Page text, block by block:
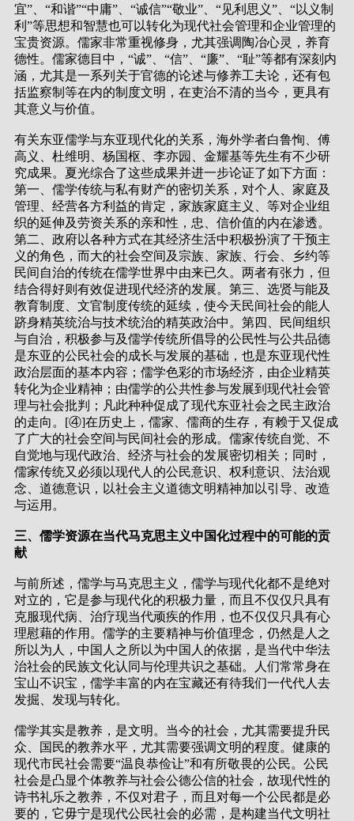
宜”、“和谐”“中庸”、“诚信”“敬业”、“见利思义”、“以义制
利”等思想和智慧也可以转化为现代社会管理和企业管理的
宝贵资源。儒家非常重视修身，尤其强调陶冶心灵，养育
德性。儒家德目中，“诚”、“信”、“廉”、“耻”等都有深刻内
涵，尤其是一系列关于官德的论述与修养工夫论，还有包
括监察制等在内的制度文明，在吏治不清的当今，更具有
其意义与价值。
有关东亚儒学与东亚现代化的关系，海外学者白鲁恂、傅
高义、杜维明、杨国枢、李亦园、金耀基等先生有不少研
究成果。夏光综合了这些成果并进一步论证了如下方面：
第一、儒学传统与私有财产的密切关系，对个人、家庭及
管理、经营各方利益的肯定，家族家庭主义、等对企业组
织的延伸及劳资关系的亲和性，忠、信价值的内在渗透。
第二、政府以各种方式在其经济生活中积极扮演了干预主
义的角色，而大的社会空间及宗族、家族、行会、乡约等
民间自治的传统在儒学世界中由来已久。两者有张力，但
结合得好则有效促进现代经济的发展。第三、选贤与能及
教育制度、文官制度传统的延续，使今天民间社会的能人
跻身精英统治与技术统治的精英政治中。第四、民间组织
与自治，积极参与及儒学传统所倡导的公民性与公共品德
是东亚的公民社会的成长与发展的基础，也是东亚现代性
政治层面的基本内容；儒学色彩的市场经济，由企业精英
转化为企业精神；由儒学的公共性参与发展到现代社会管
理与社会批判；凡此种种促成了现代东亚社会之民主政治
的走向。[④]在历史上，儒家、儒商的生存，有赖于又促成
了广大的社会空间与民间社会的形成。儒家传统自觉、不
自觉地与现代政治、经济与社会的发展密切相关；同时，
儒家传统又必须以现代人的公民意识、权利意识、法治观
念、道德意识，以社会主义道德文明精神加以引导、改造
与运用。
三、儒学资源在当代马克思主义中国化过程中的可能的贡
献
与前所述，儒学与马克思主义，儒学与现代化都不是绝对
对立的，它是参与现代化的积极力量，而且不仅仅只具有
克服现代病、治疗现当代顽疾的作用，也不仅仅只具有心
理慰藉的作用。儒学的主要精神与价值理念，仍然是人之
所以为人，中国人之所以为中国人的依据，是当代中华法
治社会的民族文化认同与伦理共识之基础。人们常常身在
宝山不识宝，儒学丰富的内在宝藏还有待我们一代代人去
发掘、发现与转化。
儒学其实是教养，是文明。当今的社会，尤其需要提升民
众、国民的教养水平，尤其需要强调文明的程度。健康的
现代市民社会需要“温良恭俭让”和有所敬畏的公民。公民
社会是凸显个体教养与社会公德公信的社会，故现代性的
诗书礼乐之教养，不仅对君子，而且对每一个公民都是必
要的，它毋宁是现代公民社会的必需，是构建当代文明社